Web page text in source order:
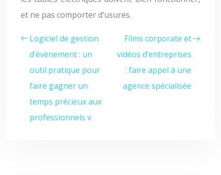
et ne pas comporter d’usures.
Logiciel de gestion
d’évènement : un
outil pratique pour
faire gagner un
temps précieux aux
professionnels v
Films corporate et
vidéos d’entreprises
: faire appel à une
agence spécialisée